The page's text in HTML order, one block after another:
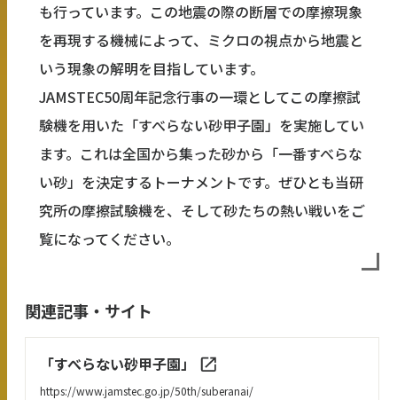
も行っています。この地震の際の断層での摩擦現象
を再現する機械によって、ミクロの視点から地震と
いう現象の解明を目指しています。
JAMSTEC50周年記念行事の一環としてこの摩擦試
験機を用いた「すべらない砂甲子園」を実施してい
ます。これは全国から集った砂から「一番すべらな
い砂」を決定するトーナメントです。ぜひとも当研
究所の摩擦試験機を、そして砂たちの熱い戦いをご
覧になってください。
関連記事・サイト
「すべらない砂甲子園」
https://www.jamstec.go.jp/50th/suberanai/